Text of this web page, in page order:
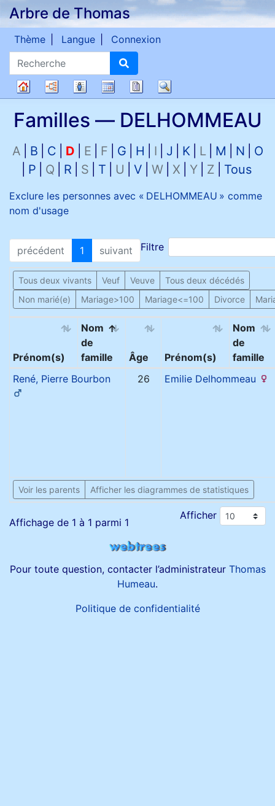
Passer au contenu
Arbre de Thomas
Recherche
Thème Langue Connexion
généalogique
Diagrammes
Listes CalendrierRapports
Familles — DELHOMMEAU
A B C D E F G H I J K L M N
O
P
Q R S T U V W X Y Z Tous
Exclure les personnes avec « DELHOMMEAU » comme
nom d'usage
précédent 1 suivant Filtre
Tous deux vivants Veuf Veuve
Tous deux décédés
Non marié(e)
Mariage>100 Mariage<=100 Divorce
Prénom(s)
Nom
de
famille
Âge Prénom(s)
Nom
de
famille
René, Pierre Bourbon 26 Emilie Delhommeau
Voir les parents Afficher les diagrammes de statistiques
Affichage de 1 à 1 parmi 1
Afficher
Pour toute question, contacter l’administrateur Thomas
Humeau.
Politique de confidentialité